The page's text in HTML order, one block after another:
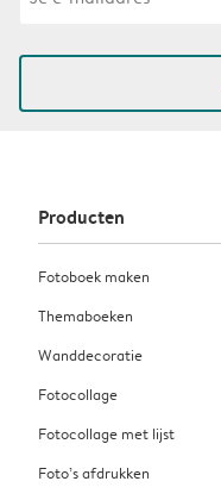
Producten
Fotoboek maken
Themaboeken
Wanddecoratie
Fotocollage
Fotocollage met lijst
Foto’s afdrukken